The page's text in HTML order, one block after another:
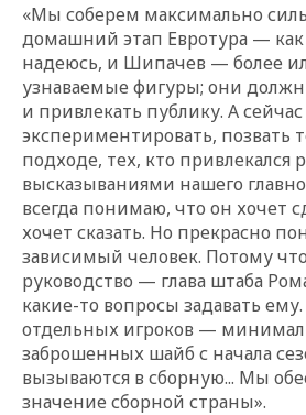
«Мы соберем максимально
домашний этап Евротура — как
надеюсь, и Шипачев — более
узнаваемые фигуры; они
и привлекать публику. А
экспериментировать, позвать
подходе, тех, кто привлекался
высказываниями нашего
всегда понимаю, что он хочет
хочет сказать. Но прекрасно
зависимый человек. Потому
руководство — глава штаба
какие-то вопросы задавать
отдельных игроков —
заброшенных шайб с начала
вызываются в сборную... Мы
значение сборной страны».